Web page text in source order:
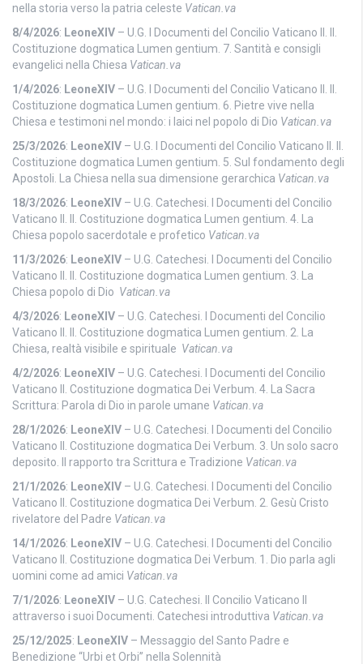
nella storia verso la patria celeste Vatican.va
8/4/2026: LeoneXIV – U.G. I Documenti del Concilio Vaticano II. II.
Costituzione dogmatica Lumen gentium. 7. Santità e consigli
evangelici nella Chiesa Vatican.va
1/4/2026: LeoneXIV – U.G. I Documenti del Concilio Vaticano II. II.
Costituzione dogmatica Lumen gentium. 6. Pietre vive nella
Chiesa e testimoni nel mondo: i laici nel popolo di Dio Vatican.va
25/3/2026: LeoneXIV – U.G. I Documenti del Concilio Vaticano II. II.
Costituzione dogmatica Lumen gentium. 5. Sul fondamento degli
Apostoli. La Chiesa nella sua dimensione gerarchica Vatican.va
18/3/2026: LeoneXIV – U.G. Catechesi. I Documenti del Concilio
Vaticano II. II. Costituzione dogmatica Lumen gentium. 4. La
Chiesa popolo sacerdotale e profetico Vatican.va
11/3/2026: LeoneXIV – U.G. Catechesi. I Documenti del Concilio
Vaticano II. II. Costituzione dogmatica Lumen gentium. 3. La
Chiesa popolo di Dio Vatican.va
4/3/2026: LeoneXIV – U.G. Catechesi. I Documenti del Concilio
Vaticano II. II. Costituzione dogmatica Lumen gentium. 2. La
Chiesa, realtà visibile e spirituale Vatican.va
4/2/2026: LeoneXIV – U.G. Catechesi. I Documenti del Concilio
Vaticano II. Costituzione dogmatica Dei Verbum. 4. La Sacra
Scrittura: Parola di Dio in parole umane Vatican.va
28/1/2026: LeoneXIV – U.G. Catechesi. I Documenti del Concilio
Vaticano II. Costituzione dogmatica Dei Verbum. 3. Un solo sacro
deposito. Il rapporto tra Scrittura e Tradizione Vatican.va
21/1/2026: LeoneXIV – U.G. Catechesi. I Documenti del Concilio
Vaticano II. Costituzione dogmatica Dei Verbum. 2. Gesù Cristo
rivelatore del Padre Vatican.va
14/1/2026: LeoneXIV – U.G. Catechesi. I Documenti del Concilio
Vaticano II. Costituzione dogmatica Dei Verbum. 1. Dio parla agli
uomini come ad amici Vatican.va
7/1/2026: LeoneXIV – U.G. Catechesi. Il Concilio Vaticano II
attraverso i suoi Documenti. Catechesi introduttiva Vatican.va
25/12/2025: LeoneXIV – Messaggio del Santo Padre e
Benedizione “Urbi et Orbi” nella Solennità